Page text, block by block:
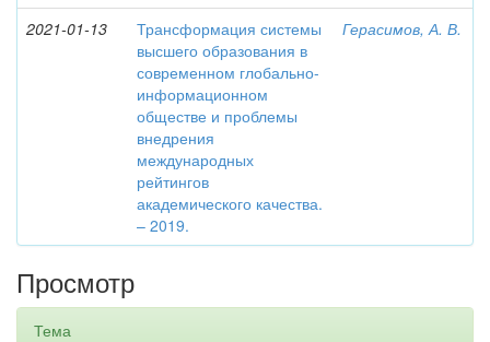
2021-01-13
Трансформация системы
высшего образования в
современном глобально-
информационном
обществе и проблемы
внедрения
международных
рейтингов
академического качества.
– 2019.
Герасимов, А. В.
Просмотр
Тема